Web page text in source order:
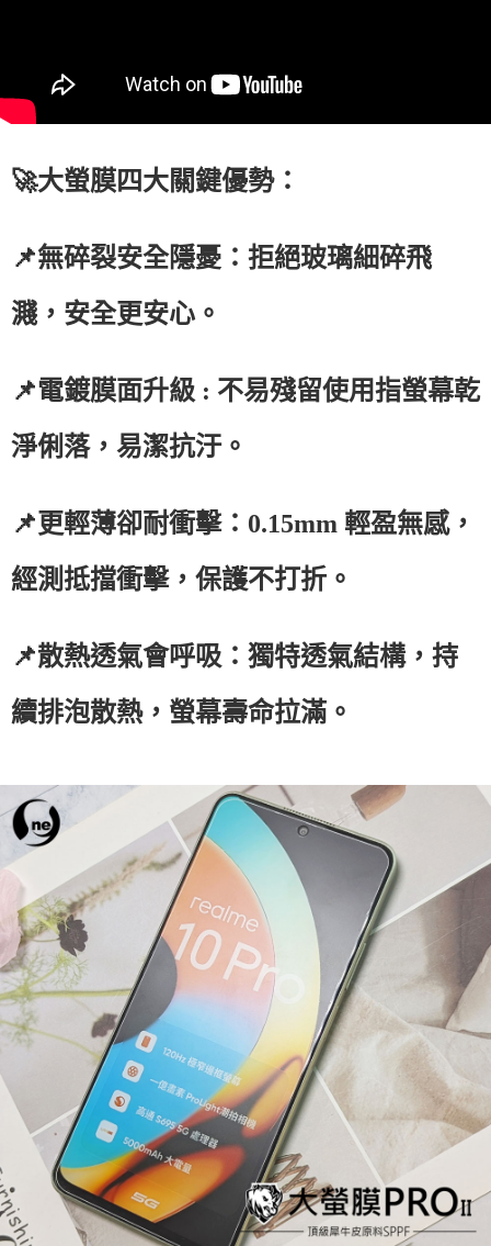
🚀大螢膜四大關鍵優勢：
📌無碎裂安全隱憂：拒絕玻璃細碎飛
濺，安全更安心。
📌電鍍膜面升級 : 不易殘留使用指螢幕乾
淨俐落，易潔抗汙。
📌更輕薄卻耐衝擊：0.15mm 輕盈無感，
經測抵擋衝擊，保護不打折。
📌散熱透氣會呼吸：獨特透氣結構，持
續排泡散熱，螢幕壽命拉滿。